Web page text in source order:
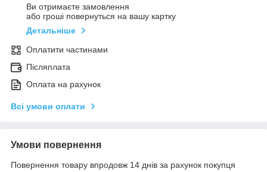
Ви отримаєте замовлення
або гроші повернуться на вашу картку
Детальніше
Оплатити частинами
Післяплата
Оплата на рахунок
Всі умови оплати
Умови повернення
Повернення товару впродовж 14 днів за рахунок покупця